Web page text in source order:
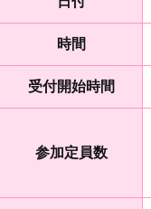
時間
受付開始時間
参加定員数